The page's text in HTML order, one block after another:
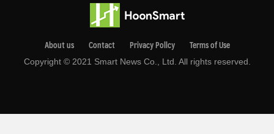
About us Contact Privacy Pollcy Terms of Use
Copyright © 2021 Smart News Co., Ltd. All rights reserved.